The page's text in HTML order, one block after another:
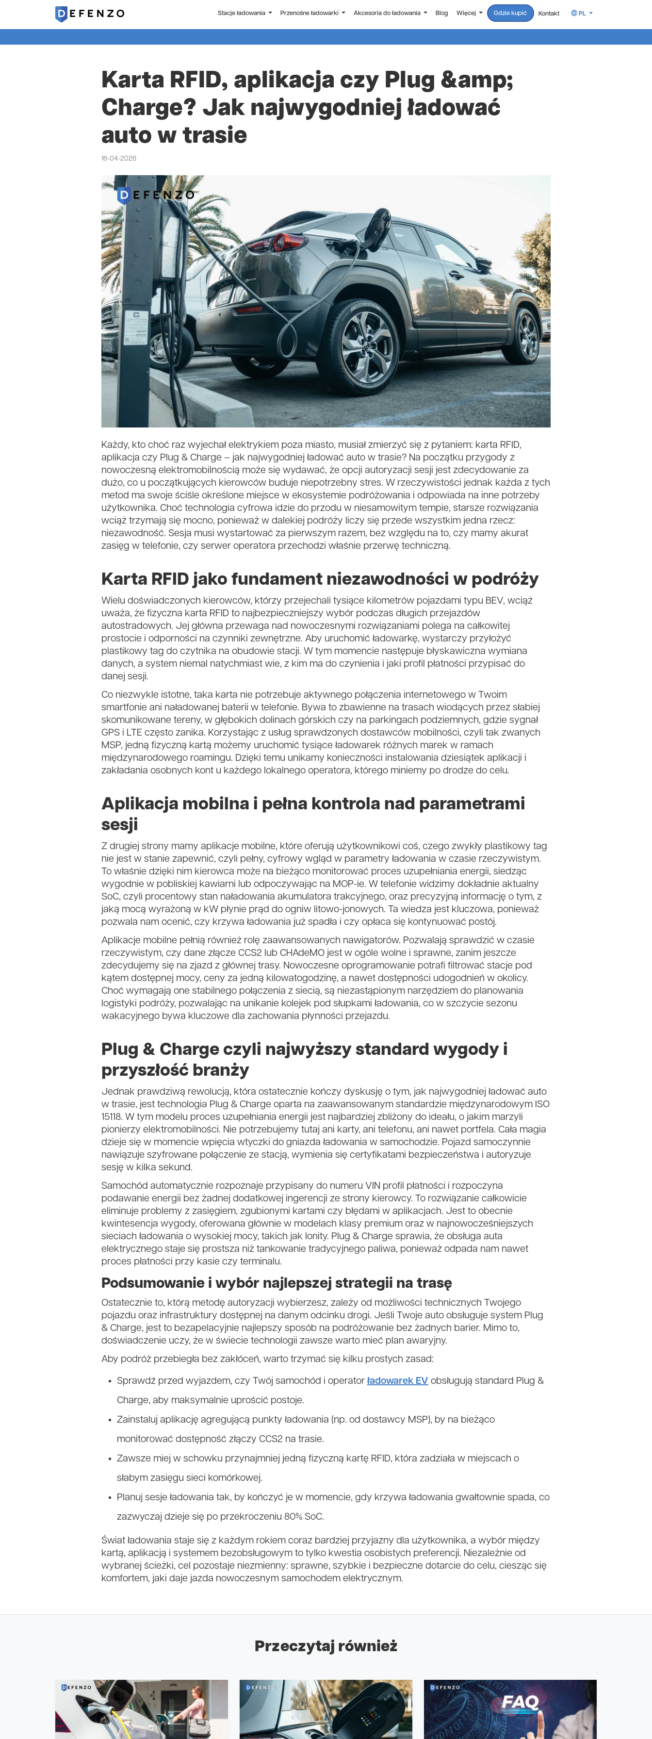
Stacje ładowania Przenośne ładowarki Akcesoria do ładowania Blog Więcej Gdzie kupić Kontakt PL
Karta RFID, aplikacja czy Plug &amp;
Charge? Jak najwygodniej ładować
auto w trasie
16-04-2026
Każdy, kto choć raz wyjechał elektrykiem poza miasto, musiał zmierzyć się z pytaniem: karta RFID,
aplikacja czy Plug & Charge – jak najwygodniej ładować auto w trasie? Na początku przygody z
nowoczesną elektromobilnością może się wydawać, że opcji autoryzacji sesji jest zdecydowanie za
dużo, co u początkujących kierowców buduje niepotrzebny stres. W rzeczywistości jednak każda z tych
metod ma swoje ściśle określone miejsce w ekosystemie podróżowania i odpowiada na inne potrzeby
użytkownika. Choć technologia cyfrowa idzie do przodu w niesamowitym tempie, starsze rozwiązania
wciąż trzymają się mocno, ponieważ w dalekiej podróży liczy się przede wszystkim jedna rzecz:
niezawodność. Sesja musi wystartować za pierwszym razem, bez względu na to, czy mamy akurat
zasięg w telefonie, czy serwer operatora przechodzi właśnie przerwę techniczną.
Karta RFID jako fundament niezawodności w podróży
Wielu doświadczonych kierowców, którzy przejechali tysiące kilometrów pojazdami typu BEV, wciąż
uważa, że fizyczna karta RFID to najbezpieczniejszy wybór podczas długich przejazdów
autostradowych. Jej główna przewaga nad nowoczesnymi rozwiązaniami polega na całkowitej
prostocie i odporności na czynniki zewnętrzne. Aby uruchomić ładowarkę, wystarczy przyłożyć
plastikowy tag do czytnika na obudowie stacji. W tym momencie następuje błyskawiczna wymiana
danych, a system niemal natychmiast wie, z kim ma do czynienia i jaki profil płatności przypisać do
danej sesji.
Co niezwykle istotne, taka karta nie potrzebuje aktywnego połączenia internetowego w Twoim
smartfonie ani naładowanej baterii w telefonie. Bywa to zbawienne na trasach wiodących przez słabiej
skomunikowane tereny, w głębokich dolinach górskich czy na parkingach podziemnych, gdzie sygnał
GPS i LTE często zanika. Korzystając z usług sprawdzonych dostawców mobilności, czyli tak zwanych
MSP, jedną fizyczną kartą możemy uruchomić tysiące ładowarek różnych marek w ramach
międzynarodowego roamingu. Dzięki temu unikamy konieczności instalowania dziesiątek aplikacji i
zakładania osobnych kont u każdego lokalnego operatora, którego miniemy po drodze do celu.
Aplikacja mobilna i pełna kontrola nad parametrami
sesji
Z drugiej strony mamy aplikacje mobilne, które oferują użytkownikowi coś, czego zwykły plastikowy tag
nie jest w stanie zapewnić, czyli pełny, cyfrowy wgląd w parametry ładowania w czasie rzeczywistym.
To właśnie dzięki nim kierowca może na bieżąco monitorować proces uzupełniania energii, siedząc
wygodnie w pobliskiej kawiarni lub odpoczywając na MOP-ie. W telefonie widzimy dokładnie aktualny
SoC, czyli procentowy stan naładowania akumulatora trakcyjnego, oraz precyzyjną informację o tym, z
jaką mocą wyrażoną w kW płynie prąd do ogniw litowo-jonowych. Ta wiedza jest kluczowa, ponieważ
pozwala nam ocenić, czy krzywa ładowania już spadła i czy opłaca się kontynuować postój.
Aplikacje mobilne pełnią również rolę zaawansowanych nawigatorów. Pozwalają sprawdzić w czasie
rzeczywistym, czy dane złącze CCS2 lub CHAdeMO jest w ogóle wolne i sprawne, zanim jeszcze
zdecydujemy się na zjazd z głównej trasy. Nowoczesne oprogramowanie potrafi filtrować stacje pod
kątem dostępnej mocy, ceny za jedną kilowatogodzinę, a nawet dostępności udogodnień w okolicy.
Choć wymagają one stabilnego połączenia z siecią, są niezastąpionym narzędziem do planowania
logistyki podróży, pozwalając na unikanie kolejek pod słupkami ładowania, co w szczycie sezonu
wakacyjnego bywa kluczowe dla zachowania płynności przejazdu.
Plug & Charge czyli najwyższy standard wygody i
przyszłość branży
Jednak prawdziwą rewolucją, która ostatecznie kończy dyskusję o tym, jak najwygodniej ładować auto
w trasie, jest technologia Plug & Charge oparta na zaawansowanym standardzie międzynarodowym ISO
15118. W tym modelu proces uzupełniania energii jest najbardziej zbliżony do ideału, o jakim marzyli
pionierzy elektromobilności. Nie potrzebujemy tutaj ani karty, ani telefonu, ani nawet portfela. Cała magia
dzieje się w momencie wpięcia wtyczki do gniazda ładowania w samochodzie. Pojazd samoczynnie
nawiązuje szyfrowane połączenie ze stacją, wymienia się certyfikatami bezpieczeństwa i autoryzuje
sesję w kilka sekund.
Samochód automatycznie rozpoznaje przypisany do numeru VIN profil płatności i rozpoczyna
podawanie energii bez żadnej dodatkowej ingerencji ze strony kierowcy. To rozwiązanie całkowicie
eliminuje problemy z zasięgiem, zgubionymi kartami czy błędami w aplikacjach. Jest to obecnie
kwintesencja wygody, oferowana głównie w modelach klasy premium oraz w najnowocześniejszych
sieciach ładowania o wysokiej mocy, takich jak Ionity. Plug & Charge sprawia, że obsługa auta
elektrycznego staje się prostsza niż tankowanie tradycyjnego paliwa, ponieważ odpada nam nawet
proces płatności przy kasie czy terminalu.
Podsumowanie i wybór najlepszej strategii na trasę
Ostatecznie to, którą metodę autoryzacji wybierzesz, zależy od możliwości technicznych Twojego
pojazdu oraz infrastruktury dostępnej na danym odcinku drogi. Jeśli Twoje auto obsługuje system Plug
& Charge, jest to bezapelacyjnie najlepszy sposób na podróżowanie bez żadnych barier. Mimo to,
doświadczenie uczy, że w świecie technologii zawsze warto mieć plan awaryjny.
Aby podróż przebiegła bez zakłóceń, warto trzymać się kilku prostych zasad:
Sprawdź przed wyjazdem, czy Twój samochód i operator ładowarek EV obsługują standard Plug &
Charge, aby maksymalnie uprościć postoje.
Zainstaluj aplikację agregującą punkty ładowania (np. od dostawcy MSP), by na bieżąco
monitorować dostępność złączy CCS2 na trasie.
Zawsze miej w schowku przynajmniej jedną fizyczną kartę RFID, która zadziała w miejscach o
słabym zasięgu sieci komórkowej.
Planuj sesje ładowania tak, by kończyć je w momencie, gdy krzywa ładowania gwałtownie spada, co
zazwyczaj dzieje się po przekroczeniu 80% SoC.
Świat ładowania staje się z każdym rokiem coraz bardziej przyjazny dla użytkownika, a wybór między
kartą, aplikacją i systemem bezobsługowym to tylko kwestia osobistych preferencji. Niezależnie od
wybranej ścieżki, cel pozostaje niezmienny: sprawne, szybkie i bezpieczne dotarcie do celu, ciesząc się
komfortem, jaki daje jazda nowoczesnym samochodem elektrycznym.
Przeczytaj również